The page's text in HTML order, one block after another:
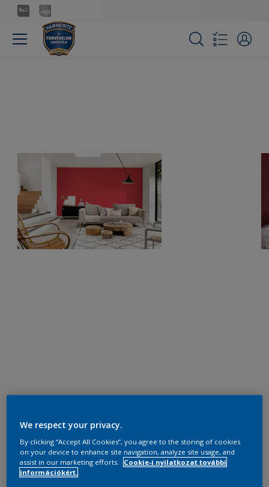
We respect your privacy.
By clicking “Accept All Cookies”, you agree to the storing of cookies
on your device to enhance site navigation, analyze site usage, and
assist in our marketing efforts.
Cookie-i nyilatkozat további
információkért.